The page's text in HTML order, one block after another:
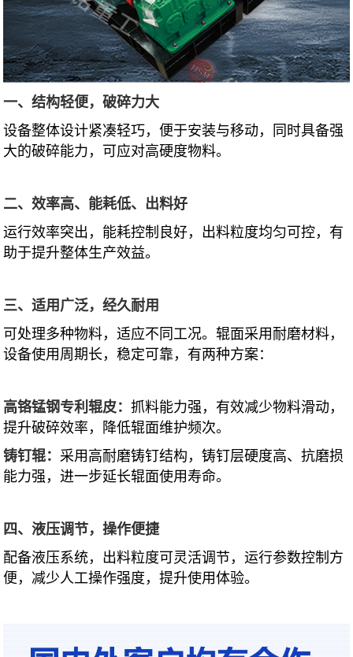
一、结构轻便，破碎力大
设备整体设计紧凑轻巧，便于安装与移动，同时具备强
大的破碎能力，可应对高硬度物料。
二、效率高、能耗低、出料好
运行效率突出，能耗控制良好，出料粒度均匀可控，有
助于提升整体生产效益。
三、适用广泛，经久耐用
可处理多种物料，适应不同工况。辊面采用耐磨材料，
设备使用周期长，稳定可靠，有两种方案：
高铬锰钢专利辊皮：抓料能力强，有效减少物料滑动，
提升破碎效率，降低辊面维护频次。
铸钉辊：采用高耐磨铸钉结构，铸钉层硬度高、抗磨损
能力强，进一步延长辊面使用寿命。
四、液压调节，操作便捷
配备液压系统，出料粒度可灵活调节，运行参数控制方
便，减少人工操作强度，提升使用体验。